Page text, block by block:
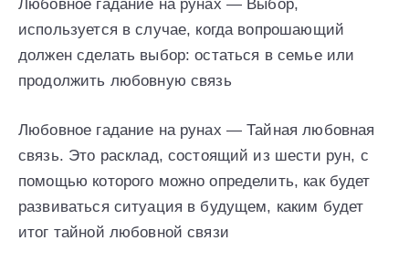
Любовное гадание на рунах — Выбор,
используется в случае, когда вопрошающий
должен сделать выбор: остаться в семье или
продолжить любовную связь
Любовное гадание на рунах — Тайная любовная
связь. Это расклад, состоящий из шести рун, с
помощью которого можно определить, как будет
развиваться ситуация в будущем, каким будет
итог тайной любовной связи